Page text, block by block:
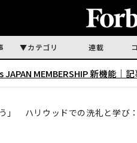
カテゴリ 連載
JAPAN MEMBERSHIP 新機能｜
う」 ハリウッドでの洗礼と学び